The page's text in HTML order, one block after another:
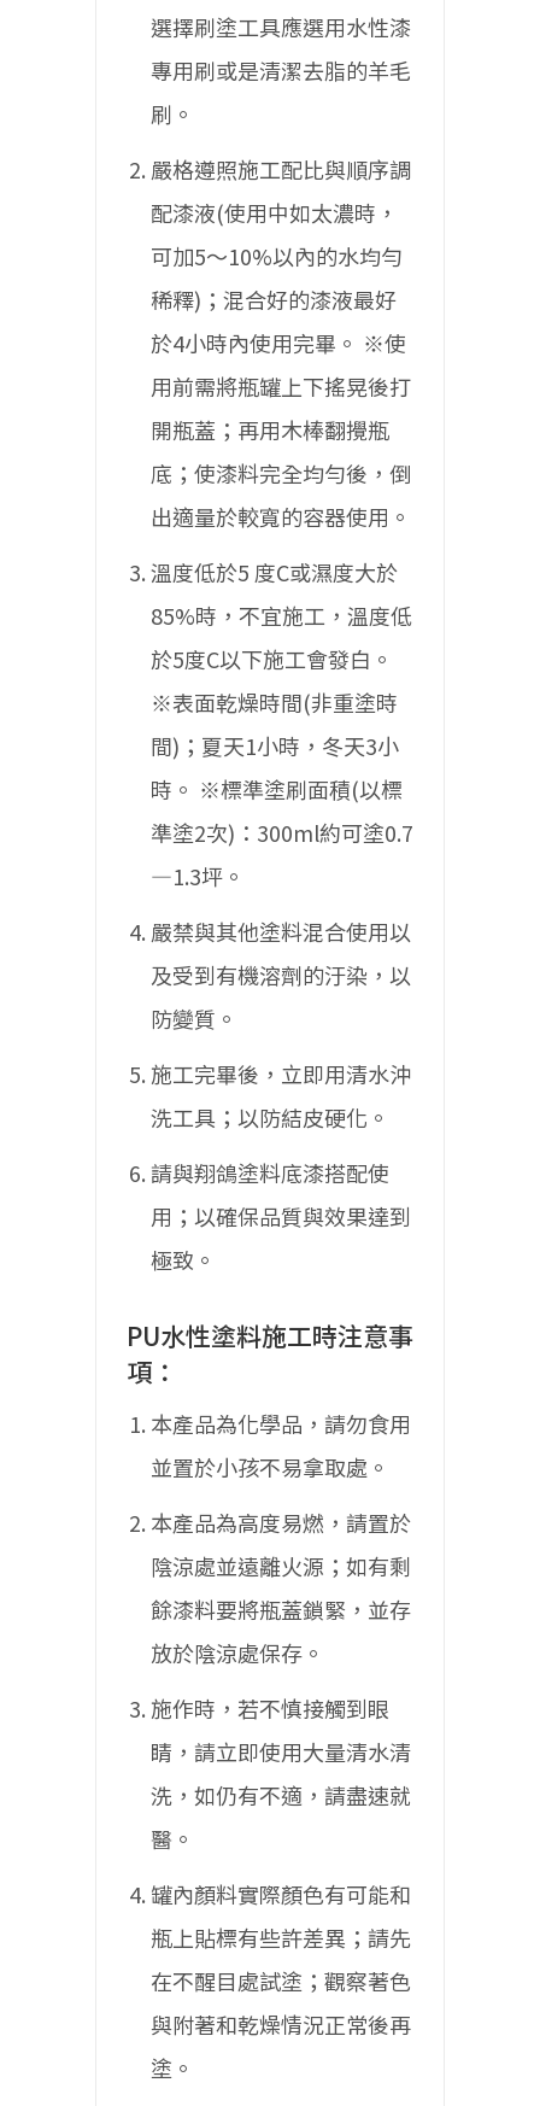
選擇刷塗工具應選用水性漆
專用刷或是清潔去脂的羊毛
刷。
嚴格遵照施工配比與順序調
配漆液(使用中如太濃時，
可加5〜10%以內的水均勻
稀釋)；混合好的漆液最好
於4小時內使用完畢。 ※使
用前需將瓶罐上下搖晃後打
開瓶蓋；再用木棒翻攪瓶
底；使漆料完全均勻後，倒
出適量於較寬的容器使用。
溫度低於5 度C或濕度大於
85%時，不宜施工，溫度低
於5度C以下施工會發白。
※表面乾燥時間(非重塗時
間)；夏天1小時，冬天3小
時。 ※標準塗刷面積(以標
準塗2次)：300ml約可塗0.7
—1.3坪。
嚴禁與其他塗料混合使用以
及受到有機溶劑的汙染，以
防變質。
施工完畢後，立即用清水沖
洗工具；以防結皮硬化。
請與翔鴿塗料底漆搭配使
用；以確保品質與效果達到
極致。
PU水性塗料施工時注意事
項：
本產品為化學品，請勿食用
並置於小孩不易拿取處。
本產品為高度易燃，請置於
陰涼處並遠離火源；如有剩
餘漆料要將瓶蓋鎖緊，並存
放於陰涼處保存。
施作時，若不慎接觸到眼
睛，請立即使用大量清水清
洗，如仍有不適，請盡速就
醫。
罐內顏料實際顏色有可能和
瓶上貼標有些許差異；請先
在不醒目處試塗；觀察著色
與附著和乾燥情況正常後再
塗。